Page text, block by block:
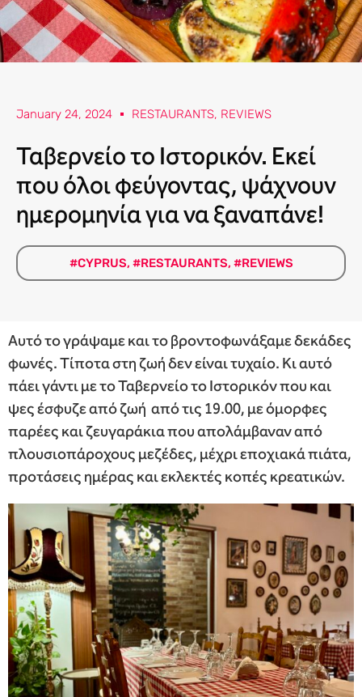
January 24, 2024 RESTAURANTS, REVIEWS
Ταβερνείο το Ιστορικόν. Εκεί
που όλοι φεύγοντας, ψάχνουν
ημερομηνία για να ξαναπάνε!
#CYPRUS, #RESTAURANTS, #REVIEWS
Αυτό το γράψαμε και το βροντοφωνάξαμε δεκάδες
φωνές. Τίποτα στη ζωή δεν είναι τυχαίο. Κι αυτό
πάει γάντι με το Ταβερνείο το Ιστορικόν που και
ψες έσφυζε από ζωή από τις 19.00, με όμορφες
παρέες και ζευγαράκια που απολάμβαναν από
πλουσιοπάροχους μεζέδες, μέχρι εποχιακά πιάτα,
προτάσεις ημέρας και εκλεκτές κοπές κρεατικών.